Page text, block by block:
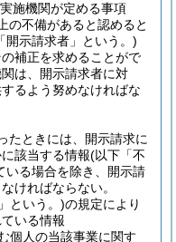
施機関が定める事項
の不備があると認めると
開示請求者」という。)
補正を求めることがで
は、開示請求者に対
るよう努めなければな
たときには、開示請求に
該当する情報(以下「不
いる場合を除き、開示請
ければならない。
という。)の規定により
いる情報
個人の当該事業に関す